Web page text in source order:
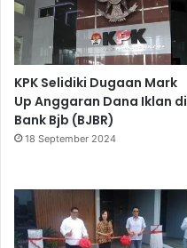
KPK Selidiki Dugaan Mark
Up Anggaran Dana Iklan di
Bank Bjb (BJBR)
18 September 2024